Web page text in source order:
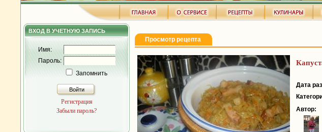
ВХОД В УЧЕТНУЮ ЗАПИСЬ
Имя:
Пароль:
Запомнить
Войти
Регистрация
Забыли пароль?
Просмотр рецепта
Дата
Автор: